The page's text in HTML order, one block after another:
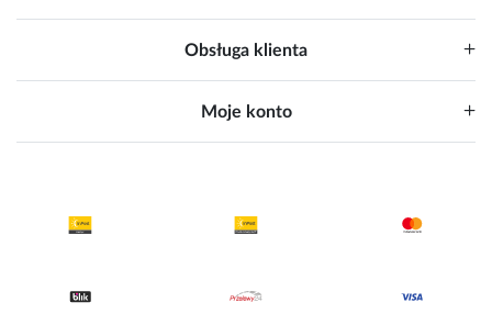
Obsługa klienta
Moje konto